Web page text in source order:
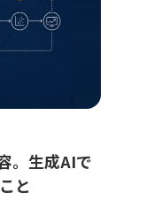
。生成AIで
と